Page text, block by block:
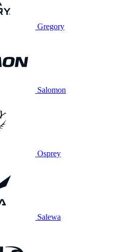
Gregory
Salomon
Osprey
Salewa